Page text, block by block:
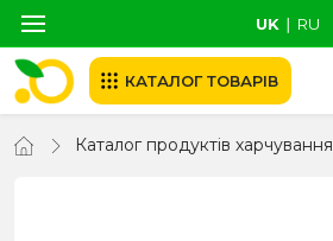
UK ∣ RU
КАТАЛОГ ТОВАРІВ
Каталог продуктів харчування